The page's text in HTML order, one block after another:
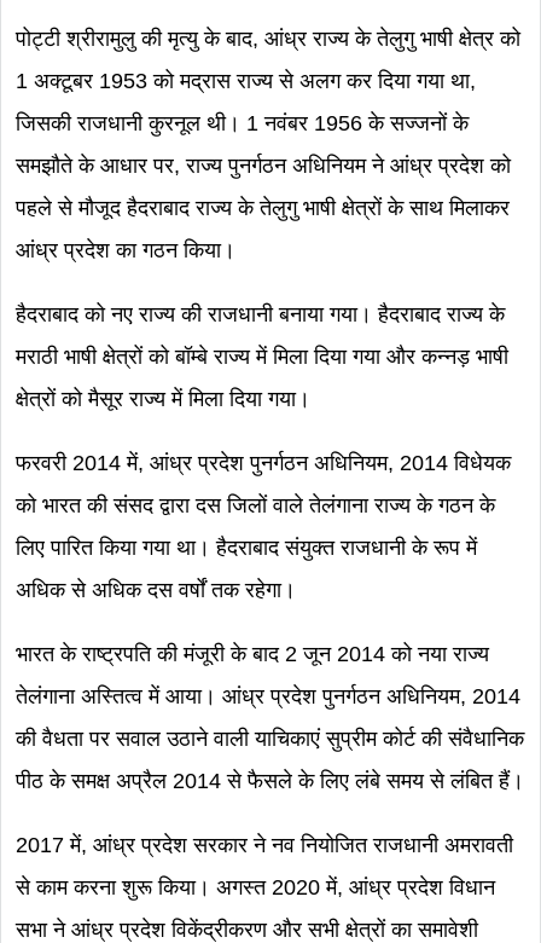
पोट्टी श्रीरामुलु की मृत्यु के बाद, आंध्र राज्य के तेलुगु भाषी क्षेत्र को
1 अक्टूबर 1953 को मद्रास राज्य से अलग कर दिया गया था,
जिसकी राजधानी कुरनूल थी। 1 नवंबर 1956 के सज्जनों के
समझौते के आधार पर, राज्य पुनर्गठन अधिनियम ने आंध्र प्रदेश को
पहले से मौजूद हैदराबाद राज्य के तेलुगु भाषी क्षेत्रों के साथ मिलाकर
आंध्र प्रदेश का गठन किया।
हैदराबाद को नए राज्य की राजधानी बनाया गया। हैदराबाद राज्य के
मराठी भाषी क्षेत्रों को बॉम्बे राज्य में मिला दिया गया और कन्नड़ भाषी
क्षेत्रों को मैसूर राज्य में मिला दिया गया।
फरवरी 2014 में, आंध्र प्रदेश पुनर्गठन अधिनियम, 2014 विधेयक
को भारत की संसद द्वारा दस जिलों वाले तेलंगाना राज्य के गठन के
लिए पारित किया गया था। हैदराबाद संयुक्त राजधानी के रूप में
अधिक से अधिक दस वर्षों तक रहेगा।
भारत के राष्ट्रपति की मंजूरी के बाद 2 जून 2014 को नया राज्य
तेलंगाना अस्तित्व में आया। आंध्र प्रदेश पुनर्गठन अधिनियम, 2014
की वैधता पर सवाल उठाने वाली याचिकाएं सुप्रीम कोर्ट की संवैधानिक
पीठ के समक्ष अप्रैल 2014 से फैसले के लिए लंबे समय से लंबित हैं।
2017 में, आंध्र प्रदेश सरकार ने नव नियोजित राजधानी अमरावती
से काम करना शुरू किया। अगस्त 2020 में, आंध्र प्रदेश विधान
सभा ने आंध्र प्रदेश विकेंद्रीकरण और सभी क्षेत्रों का समावेशी